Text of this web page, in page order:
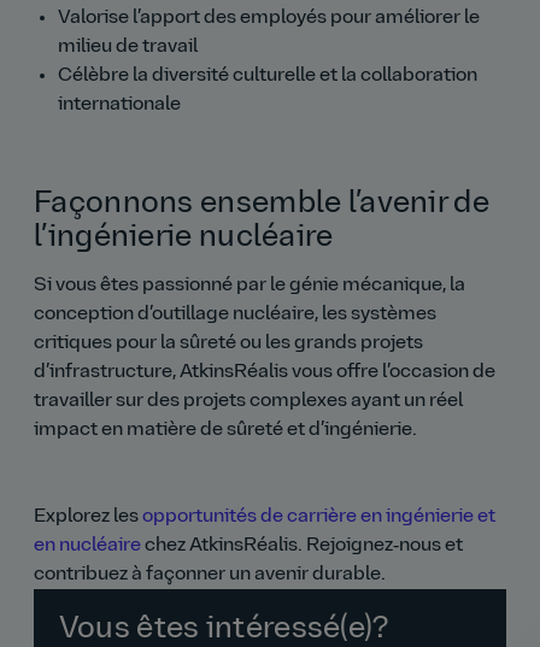
Valorise l’apport des employés pour améliorer le
milieu de travail
Célèbre la diversité culturelle et la collaboration
internationale
Façonnons ensemble l’avenir de
l’ingénierie nucléaire
Si vous êtes passionné par le génie mécanique, la
conception d’outillage nucléaire, les systèmes
critiques pour la sûreté ou les grands projets
d’infrastructure, AtkinsRéalis vous offre l’occasion de
travailler sur des projets complexes ayant un réel
impact en matière de sûreté et d’ingénierie.
Explorez lesopportunités de carrière en ingénierie et
en nucléairechez AtkinsRéalis. Rejoignez‑nous et
contribuez à façonner un avenir durable.
Vous êtes intéressé(e)?